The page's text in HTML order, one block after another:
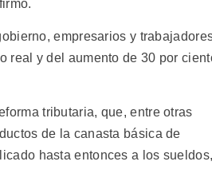
empresarios y
real y del aumento de 30 por
tributaria, que, entre otras
de la canasta básica de
hasta entonces a los